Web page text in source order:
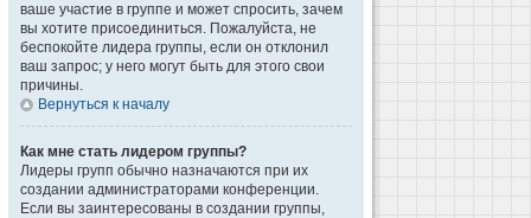
ваше участие в группе и может спросить, зачем
вы хотите присоединиться. Пожалуйста, не
беспокойте лидера группы, если он отклонил
ваш запрос; у него могут быть для этого свои
причины.
Вернуться к началу
Как мне стать лидером группы?
Лидеры групп обычно назначаются при их
создании администраторами конференции.
Если вы заинтересованы в создании группы,